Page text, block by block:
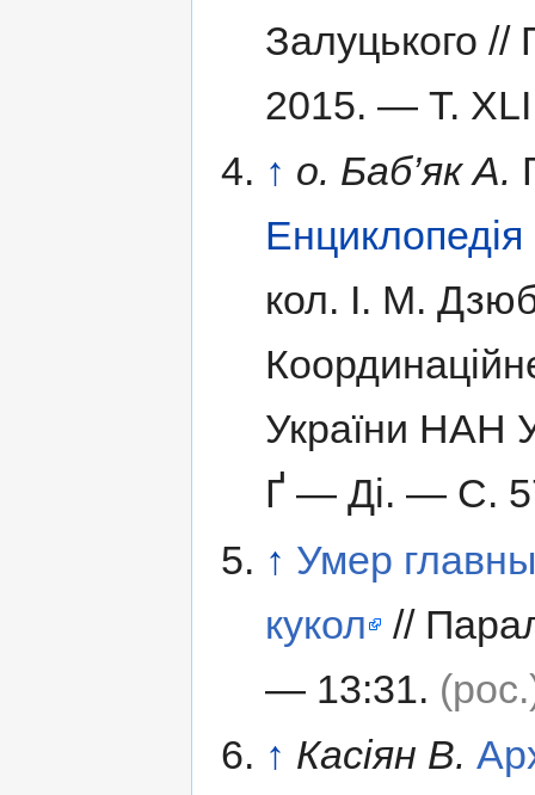
Залуцького //
2015. — Т.
↑ о. Баб’як А.
Енциклопедія
кол. І. М.
України НАН
Ґ — Ді. — С.
↑ Умер
кукол
//
— 13:31.
↑ Касіян В.